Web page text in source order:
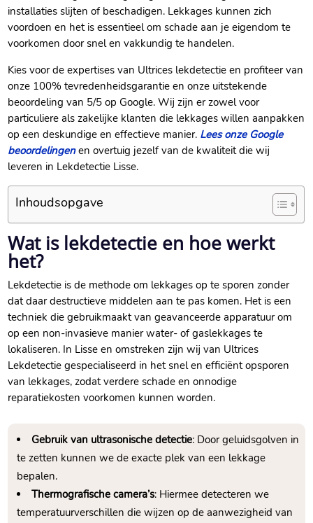
installaties slijten of beschadigen.​ Lekkages kunnen zich
voordoen en het is essentieel om schade aan je eigendom te
voorkomen door snel en vakkundig te handelen.​
Kies voor de expertises van Ultrices lekdetectie en profiteer van
onze 100% tevredenheidsgarantie en onze uitstekende
beoordeling van 5/5 op Google.​ Wij zijn er zowel voor
particuliere als zakelijke klanten die lekkages willen aanpakken
op een deskundige en effectieve manier.​ Lees onze Google
beoordelingenen overtuig jezelf van de kwaliteit die wij
leveren in Lekdetectie Lisse.​
Inhoudsopgave
Wat is lekdetectie en hoe werkt
het?
Lekdetectie is de methode om lekkages op te sporen zonder
dat daar destructieve middelen aan te pas komen.​ Het is een
techniek die gebruikmaakt van geavanceerde apparatuur om
op een non-invasieve manier water- of gaslekkages te
lokaliseren.​ In Lisse en omstreken zijn wij van Ultrices
Lekdetectie gespecialiseerd in het snel en efficiënt opsporen
van lekkages, zodat verdere schade en onnodige
reparatiekosten voorkomen kunnen worden.​
Gebruik van ultrasonische detectie: Door geluidsgolven in
te zetten kunnen we de exacte plek van een lekkage
bepalen.​
Thermografische camera’s: Hiermee detecteren we
temperatuurverschillen die wijzen op de aanwezigheid van